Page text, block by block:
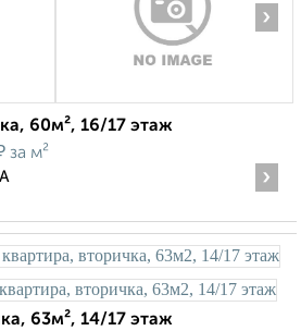
›
60м², 16/17 этаж
за м²
›
63м², 14/17 этаж